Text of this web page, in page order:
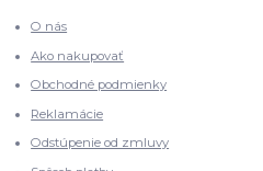
O nás
Ako nakupovať
Obchodné podmienky
Reklamácie
Odstúpenie od zmluvy